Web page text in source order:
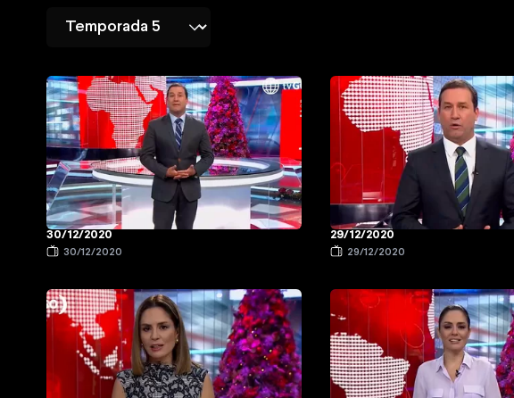
30/12/2020
30/12/2020
29/12/2020
29/12/2020